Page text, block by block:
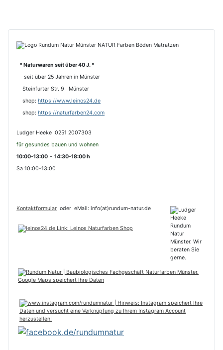
* Naturwaren seit über 40 J. *
seit über 25 Jahren in Münster
Steinfurter Str. 9 Münster
shop: https://www.leinos24.de
shop: https://naturfarben24.com
Ludger Heeke 0251 2007303
für gesundes bauen und wohnen
10:00-13:00 - 14:30-18:00 h
Sa 10:00-13:00
Kontaktformular oder eMail: info(at)rundum-natur.de